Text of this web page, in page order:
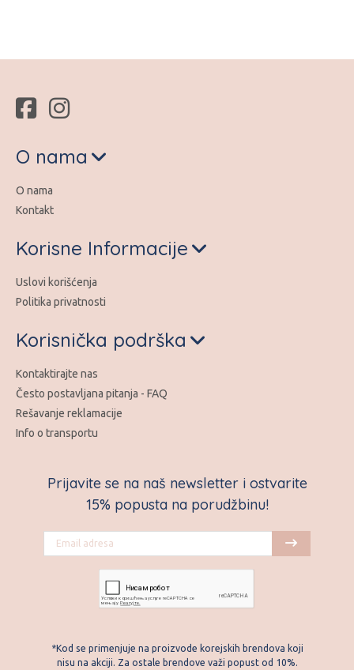
Prijavite se na naš newsletter i ostvarite
15% popusta na porudžbinu!
*Kod se primenjuje na proizvode korejskih brendova koji
nisu na akciji. Za ostale brendove važi popust od 10%.
O nama
O nama
Kontakt
Korisne Informacije
Uslovi korišćenja
Politika privatnosti
Korisnička podrška
Kontaktirajte nas
Često postavljana pitanja - FAQ
Rešavanje reklamacije
Info o transportu